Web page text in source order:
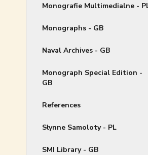
Monografie Multimedialne -
Monographs - GB
Naval Archives - GB
Monograph Special Edition -
GB
References
Słynne Samoloty - PL
SMI Library - GB